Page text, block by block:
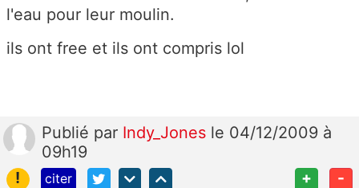
l'eau pour leur moulin.
ils ont free et ils ont compris lol
Publié par Indy_Jones le 04/12/2009 à
09h19
!
citer + -